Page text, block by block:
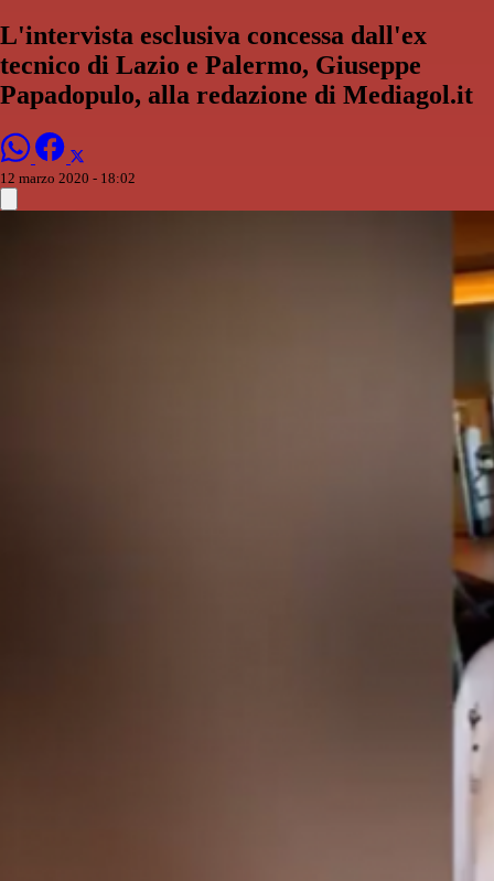
L'intervista esclusiva concessa dall'ex
tecnico di Lazio e Palermo, Giuseppe
Papadopulo, alla redazione di Mediagol.it
12 marzo 2020 - 18:02